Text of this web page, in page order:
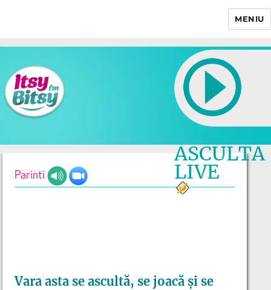
MENIU
ASCULTA
LIVE
Parinti
Vara asta se ascultă, se joacă și se